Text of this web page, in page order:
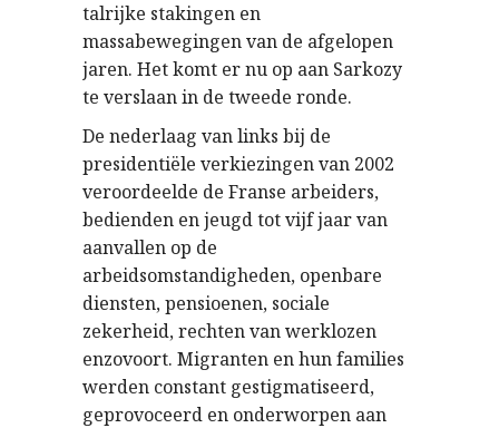
talrijke stakingen en
massabewegingen van de afgelopen
jaren. Het komt er nu op aan Sarkozy
te verslaan in de tweede ronde.
De nederlaag van links bij de
presidentiële verkiezingen van 2002
veroordeelde de Franse arbeiders,
bedienden en jeugd tot vijf jaar van
aanvallen op de
arbeidsomstandigheden, openbare
diensten, pensioenen, sociale
zekerheid, rechten van werklozen
enzovoort. Migranten en hun families
werden constant gestigmatiseerd,
geprovoceerd en onderworpen aan